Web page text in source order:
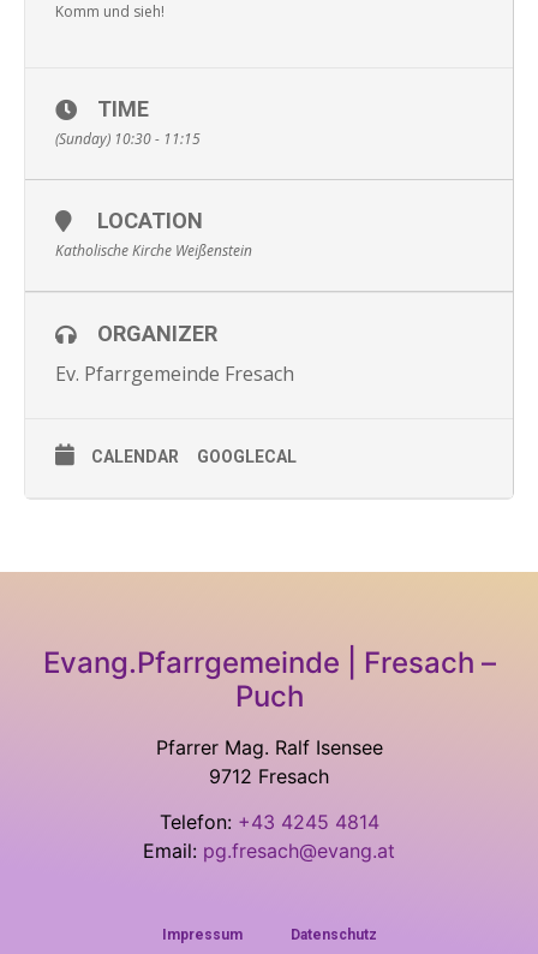
Komm und sieh!
TIME
(Sunday) 10:30 - 11:15
LOCATION
Katholische Kirche Weißenstein
ORGANIZER
Ev. Pfarrgemeinde Fresach
CALENDAR GOOGLECAL
Evang.Pfarrgemeinde | Fresach –
Puch
Pfarrer Mag. Ralf Isensee
9712 Fresach
Telefon: +43 4245 4814
Email: pg.fresach@evang.at
Impressum Datenschutz